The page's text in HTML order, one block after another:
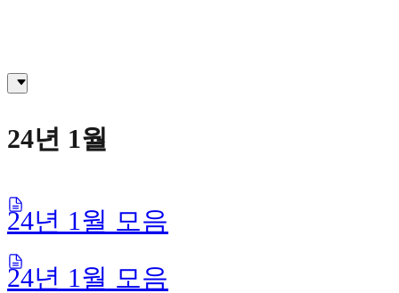
24년 1월
24년 1월 모음
24년 1월 모음